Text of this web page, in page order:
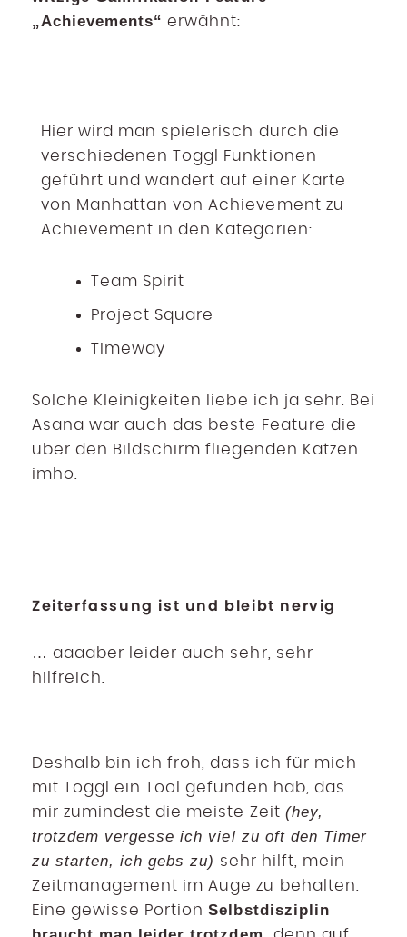
„Achievements“ erwähnt:
Hier wird man spielerisch durch die
verschiedenen Toggl Funktionen
geführt und wandert auf einer Karte
von Manhattan von Achievement zu
Achievement in den Kategorien:
Team Spirit
Project Square
Timeway
Solche Kleinigkeiten liebe ich ja sehr. Bei
Asana war auch das beste Feature die
über den Bildschirm fliegenden Katzen
imho.
Zeiterfassung ist und bleibt nervig
… aaaaber leider auch sehr, sehr
hilfreich.
Deshalb bin ich froh, dass ich für mich
mit Toggl ein Tool gefunden hab, das
mir zumindest die meiste Zeit (hey,
trotzdem vergesse ich viel zu oft den Timer
zu starten, ich gebs zu) sehr hilft, mein
Zeitmanagement im Auge zu behalten.
Eine gewisse PortionSelbstdisziplin